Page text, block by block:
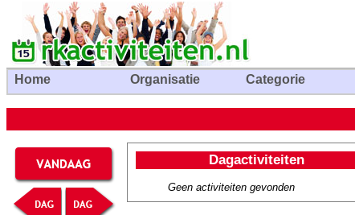
Home Organisatie Categorie
Dagactiviteiten
Geen activiteiten gevonden